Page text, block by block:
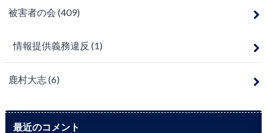
被害者の会 (409)
情報提供義務違反 (1)
鹿村大志(6)
最近のコメント